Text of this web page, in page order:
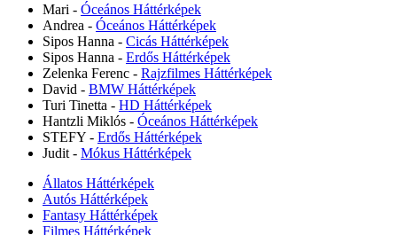
Mari - Óceános Háttérképek
Andrea - Óceános Háttérképek
Sipos Hanna - Cicás Háttérképek
Sipos Hanna - Erdős Háttérképek
Zelenka Ferenc - Rajzfilmes Háttérképek
David - BMW Háttérképek
Turi Tinetta - HD Háttérképek
Hantzli Miklós - Óceános Háttérképek
STEFY - Erdős Háttérképek
Judit - Mókus Háttérképek
Állatos Háttérképek
Autós Háttérképek
Fantasy Háttérképek
Filmes Háttérképek